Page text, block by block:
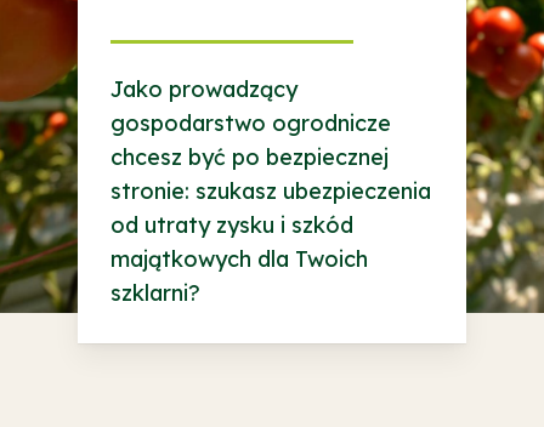
Jako prowadzący
gospodarstwo ogrodnicze
chcesz być po bezpiecznej
stronie: szukasz ubezpieczenia
od utraty zysku i szkód
majątkowych dla Twoich
szklarni?